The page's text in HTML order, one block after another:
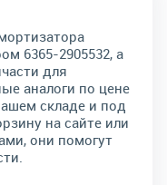
6365-2905532, а
для
аналоги по цене
складе и под
на сайте или
они помогут